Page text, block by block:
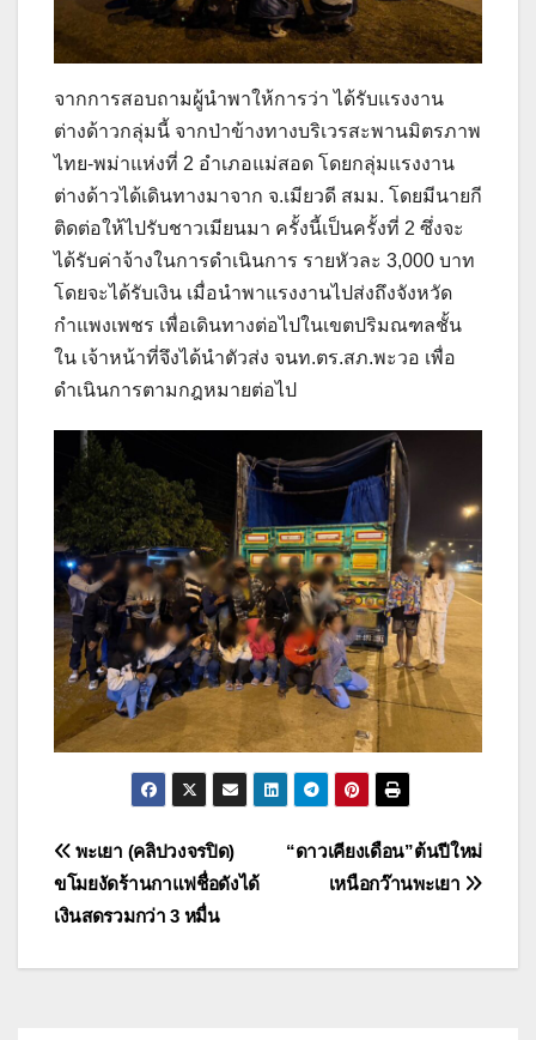
จากการสอบถามผู้นำพาให้การว่า ได้รับแรงงาน
ต่างด้าวกลุ่มนี้ จากป่าข้างทางบริเวรสะพานมิตรภาพ
ไทย-พม่าแห่งที่ 2 อำเภอแม่สอด โดยกลุ่มแรงงาน
ต่างด้าวได้เดินทางมาจาก จ.เมียวดี สมม. โดยมีนายกี
ติดต่อให้ไปรับชาวเมียนมา ครั้งนี้เป็นครั้งที่ 2 ซึ่งจะ
ได้รับค่าจ้างในการดำเนินการ รายหัวละ 3,000 บาท
โดยจะได้รับเงิน เมื่อนำพาแรงงานไปส่งถึงจังหวัด
กำแพงเพชร เพื่อเดินทางต่อไปในเขตปริมณฑลชั้น
ใน เจ้าหน้าที่จึงได้นำตัวส่ง จนท.ตร.สภ.พะวอ เพื่อ
ดำเนินการตามกฎหมายต่อไป
แนะแนว
เรื่อง
“ดาวเคียงเดือน”ต้นปีใหม่
เหนือกว๊านพะเยา
พะเยา (คลิปวงจรปิด)
ขโมยงัดร้านกาแฟชื่อดังได้
เงินสดรวมกว่า 3 หมื่น